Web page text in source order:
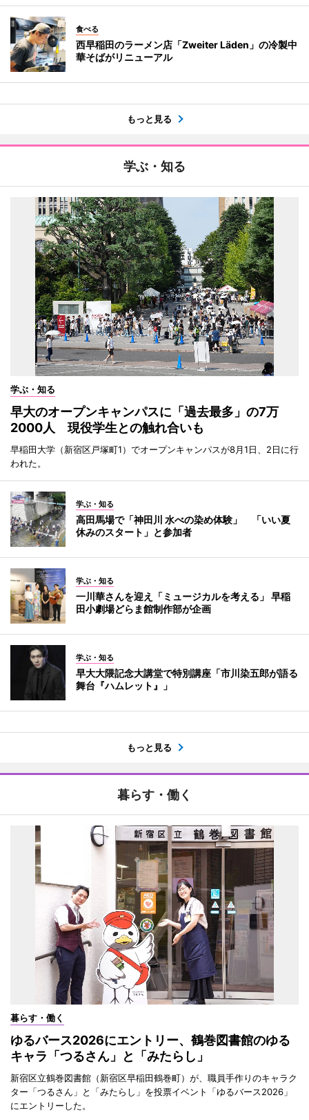
食べる
西早稲田のラーメン店「Zweiter Läden」の冷製中
華そばがリニューアル
もっと見る
学ぶ・知る
学ぶ・知る
早大のオープンキャンパスに「過去最多」の7万
2000人 現役学生との触れ合いも
早稲田大学（新宿区戸塚町1）でオープンキャンパスが8月1日、2日に行
われた。
学ぶ・知る
高田馬場で「神田川 水べの染め体験」 「いい夏
休みのスタート」と参加者
学ぶ・知る
一川華さんを迎え「ミュージカルを考える」 早稲
田小劇場どらま館制作部が企画
学ぶ・知る
早大大隈記念大講堂で特別講座「市川染五郎が語る
舞台『ハムレット』」
もっと見る
暮らす・働く
暮らす・働く
ゆるバース2026にエントリー、鶴巻図書館のゆる
キャラ「つるさん」と「みたらし」
新宿区立鶴巻図書館（新宿区早稲田鶴巻町）が、職員手作りのキャラク
ター「つるさん」と「みたらし」を投票イベント「ゆるバース2026」
にエントリーした。